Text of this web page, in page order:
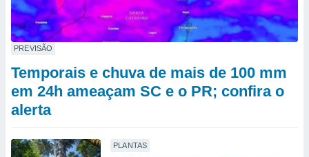
PREVISÃO
Temporais e chuva de mais de 100 mm
em 24h ameaçam SC e o PR; confira o
alerta
PLANTAS